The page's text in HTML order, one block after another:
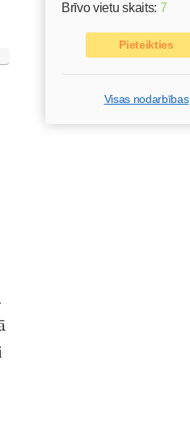
Brīvo vietu skaits: 7
Pieteikties
Visas nodarbības